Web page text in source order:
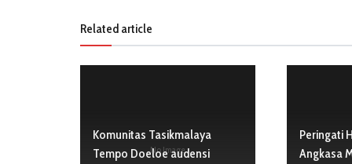
Related article
No Image
Komunitas Tasikmalaya
Tempo Doeloe audensi
Peringati
Angkasa